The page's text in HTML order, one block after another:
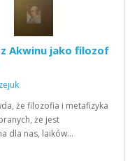
Akwinu jako filozof
że filozofia i metafizyka
że jest
dla nas, laików…